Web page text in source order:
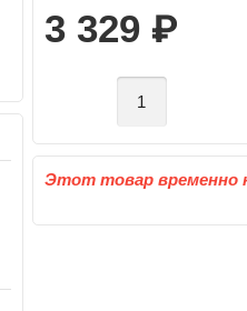
3 329 ₽
Этот товар временно